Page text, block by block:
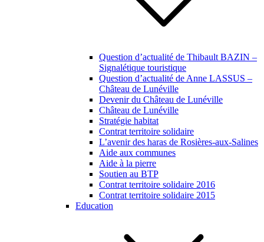
Question d’actualité de Thibault BAZIN –
Signalétique touristique
Question d’actualité de Anne LASSUS –
Château de Lunéville
Devenir du Château de Lunéville
Château de Lunéville
Stratégie habitat
Contrat territoire solidaire
L’avenir des haras de Rosières-aux-Salines
Aide aux communes
Aide à la pierre
Soutien au BTP
Contrat territoire solidaire 2016
Contrat territoire solidaire 2015
Education